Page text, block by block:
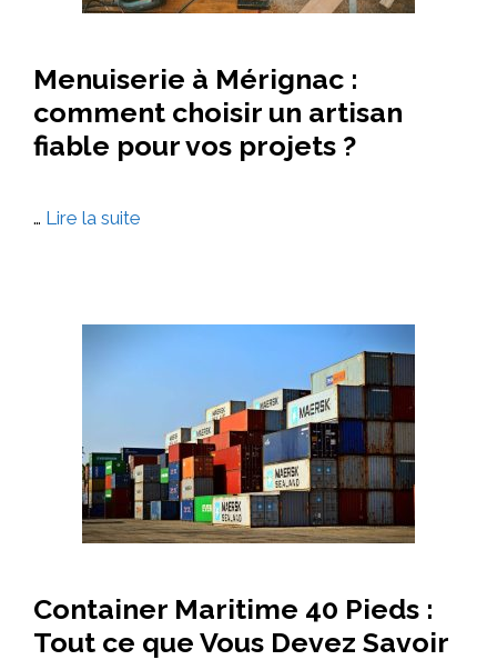
Menuiserie à Mérignac :
comment choisir un artisan
fiable pour vos projets ?
… Lire la suite
Container Maritime 40 Pieds :
Tout ce que Vous Devez Savoir